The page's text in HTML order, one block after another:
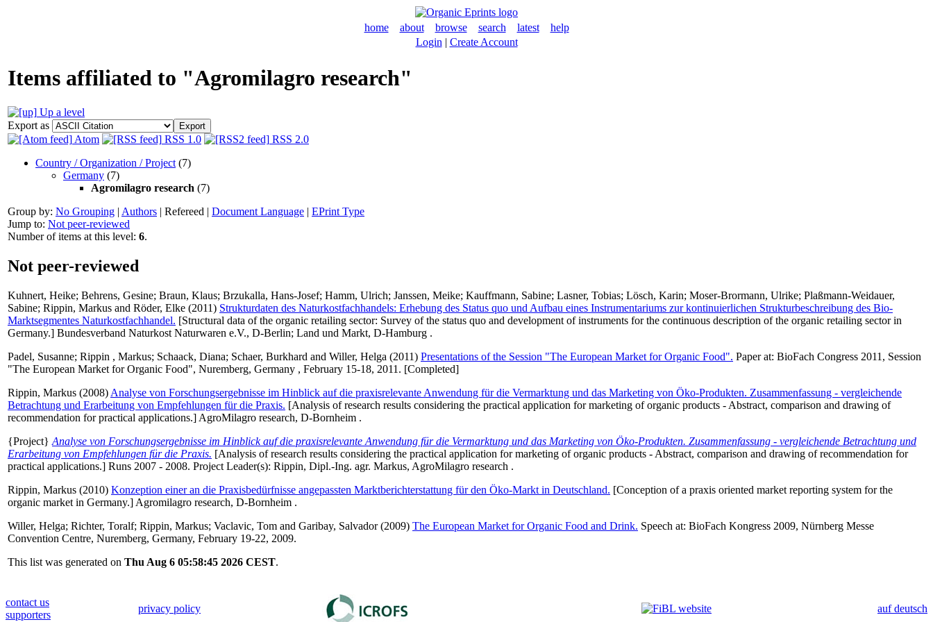
home about browse search latest
help
Login | Create Account
Items affiliated to "Agromilagro research"
Up a level
Export as
Atom
RSS 1.0
RSS 2.0
Country / Organization / Project (7)
Germany (7)
Agromilagro research (7)
Group by: No Grouping | Authors | Refereed | Document Language | EPrint Type
Jump to: Not peer-reviewed
Number of items at this level: 6.
Not peer-reviewed
Kuhnert, Heike; Behrens, Gesine; Braun, Klaus; Brzukalla, Hans-Josef; Hamm, Ulrich; Janssen, Meike; Kauffmann, Sabine; Lasner, Tobias; Lösch, Karin; Moser-Brormann, Ulrike; Plaßmann-Weidauer,
Sabine; Rippin, Markus and Röder, Elke (2011) Strukturdaten des Naturkostfachhandels: Erhebung des Status quo und Aufbau eines Instrumentariums zur kontinuierlichen Strukturbeschreibung des Bio-
Marktsegmentes Naturkostfachhandel. [Structural data of the organic retailing sector: Survey of the status quo and development of instruments for the continuous description of the organic retailing sector in
Germany.] Bundesverband Naturkost Naturwaren e.V., D-Berlin; Land und Markt, D-Hamburg .
Padel, Susanne; Rippin , Markus; Schaack, Diana; Schaer, Burkhard and Willer, Helga (2011) Presentations of the Session "The European Market for Organic Food". Paper at: BioFach Congress 2011, Session
"The European Market for Organic Food", Nuremberg, Germany , February 15-18, 2011. [Completed]
Rippin, Markus (2008) Analyse von Forschungsergebnisse im Hinblick auf die praxisrelevante Anwendung für die Vermarktung und das Marketing von Öko-Produkten. Zusammenfassung - vergleichende
Betrachtung und Erarbeitung von Empfehlungen für die Praxis. [Analysis of research results considering the practical application for marketing of organic products - Abstract, comparison and drawing of
recommendation for practical applications.] AgroMilagro research, D-Bornheim .
{Project} Analyse von Forschungsergebnisse im Hinblick auf die praxisrelevante Anwendung für die Vermarktung und das Marketing von Öko-Produkten. Zusammenfassung - vergleichende Betrachtung und
Erarbeitung von Empfehlungen für die Praxis. [Analysis of research results considering the practical application for marketing of organic products - Abstract, comparison and drawing of recommendation for
practical applications.] Runs 2007 - 2008. Project Leader(s): Rippin, Dipl.-Ing. agr. Markus, AgroMilagro research .
Rippin, Markus (2010) Konzeption einer an die Praxisbedürfnisse angepassten Marktberichterstattung für den Öko-Markt in Deutschland. [Conception of a praxis oriented market reporting system for the
organic market in Germany.] Agromilagro research, D-Bornheim .
Willer, Helga; Richter, Toralf; Rippin, Markus; Vaclavic, Tom and Garibay, Salvador(2009) The European Market for Organic Food and Drink. Speech at: BioFach Kongress 2009, Nürnberg Messe
Convention Centre, Nuremberg, Germany, February 19-22, 2009.
This list was generated on Thu Aug 6 05:58:45 2026 CEST.
contact us
supporters
privacy policy auf deutsch